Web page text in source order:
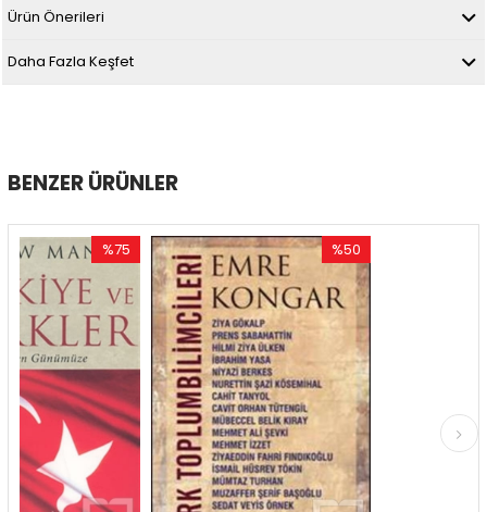
Ürün Önerileri
Daha Fazla Keşfet
BENZER ÜRÜNLER
%75
İndirim
%75İndirim
%50
İndirim
%50İndirim